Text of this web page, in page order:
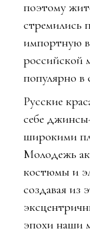
поэтому
стремились
импортную
российской
популярно в
Русские
себе
широкими
Молодежь
костюмы и
создавая из
эпохи наши